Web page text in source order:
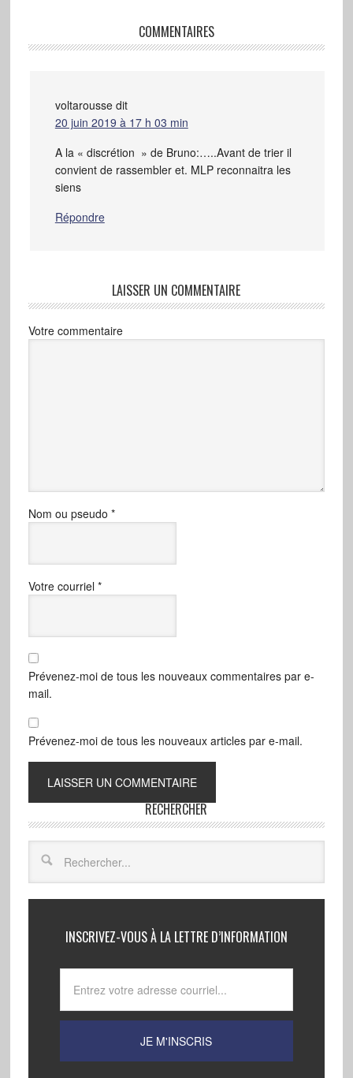
COMMENTAIRES
voltarousse dit
20 juin 2019 à 17 h 03 min
A la « discrétion » de Bruno:…..Avant de trier il
convient de rassembler et. MLP reconnaitra les
siens
Répondre
LAISSER UN COMMENTAIRE
Votre commentaire
Nom ou pseudo *
Votre courriel *
Prévenez-moi de tous les nouveaux commentaires par e-
mail.
Prévenez-moi de tous les nouveaux articles par e-mail.
RECHERCHER
INSCRIVEZ-VOUS À LA LETTRE D’INFORMATION